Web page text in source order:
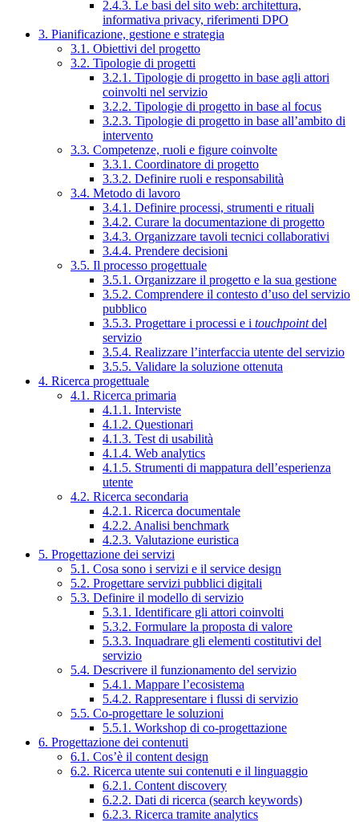
2.4.3. Le basi del sito web: architettura,
informativa privacy, riferimenti DPO
3. Pianificazione, gestione e strategia
3.1. Obiettivi del progetto
3.2. Tipologie di progetti
3.2.1. Tipologie di progetto in base agli attori
coinvolti nel servizio
3.2.2. Tipologie di progetto in base al focus
3.2.3. Tipologie di progetto in base all’ambito di
intervento
3.3. Competenze, ruoli e figure coinvolte
3.3.1. Coordinatore di progetto
3.3.2. Definire ruoli e responsabilità
3.4. Metodo di lavoro
3.4.1. Definire processi, strumenti e rituali
3.4.2. Curare la documentazione di progetto
3.4.3. Organizzare tavoli tecnici collaborativi
3.4.4. Prendere decisioni
3.5. Il processo progettuale
3.5.1. Organizzare il progetto e la sua gestione
3.5.2. Comprendere il contesto d’uso del servizio
pubblico
3.5.3. Progettare i processi e i touchpointdel
servizio
3.5.4. Realizzare l’interfaccia utente del servizio
3.5.5. Validare la soluzione ottenuta
4. Ricerca progettuale
4.1. Ricerca primaria
4.1.1. Interviste
4.1.2. Questionari
4.1.3. Test di usabilità
4.1.4. Web analytics
4.1.5. Strumenti di mappatura dell’esperienza
utente
4.2. Ricerca secondaria
4.2.1. Ricerca documentale
4.2.2. Analisi benchmark
4.2.3. Valutazione euristica
5. Progettazione dei servizi
5.1. Cosa sono i servizi e il service design
5.2. Progettare servizi pubblici digitali
5.3. Definire il modello di servizio
5.3.1. Identificare gli attori coinvolti
5.3.2. Formulare la proposta di valore
5.3.3. Inquadrare gli elementi costitutivi del
servizio
5.4. Descrivere il funzionamento del servizio
5.4.1. Mappare l’ecosistema
5.4.2. Rappresentare i flussi di servizio
5.5. Co-progettare le soluzioni
5.5.1. Workshop di co-progettazione
6. Progettazione dei contenuti
6.1. Cos’è il content design
6.2. Ricerca utente sui contenuti e il linguaggio
6.2.1. Content discovery
6.2.2. Dati di ricerca (search keywords)
6.2.3. Ricerca tramite analytics